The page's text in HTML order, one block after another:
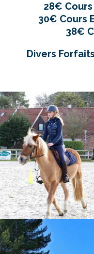
28€
30€ Cours
38€
Divers